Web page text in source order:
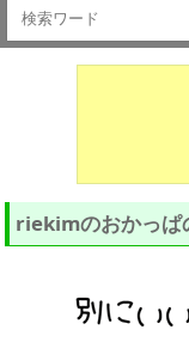
riekimのおかっぱ